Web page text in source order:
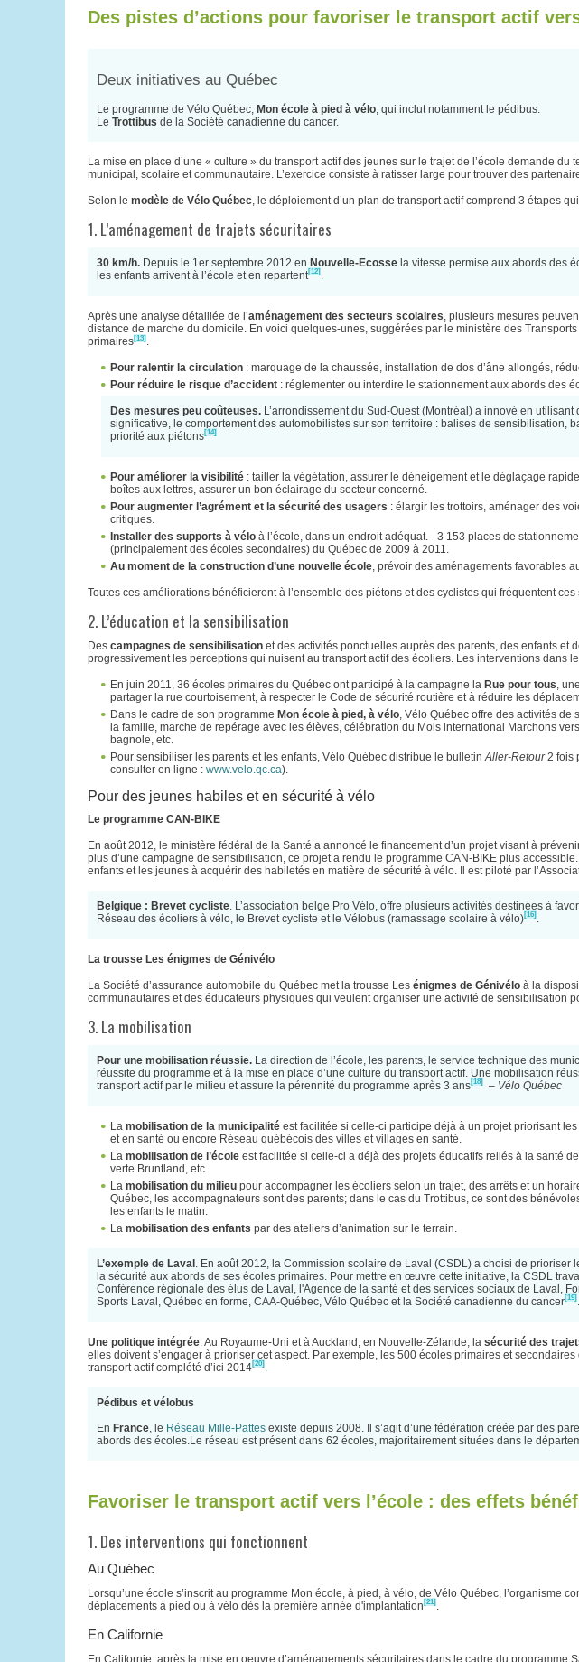
Des pistes d’actions pour favoriser le transport actif
Deux initiatives au Québec
Le programme de Vélo Québec, Mon école à pied à vélo, qui inclut notamment le pédibus.
Le Trottibus de la Société canadienne du cancer.
La mise en place d’une « culture » du transport actif des jeunes sur le trajet de l’école demande
municipal, scolaire et communautaire. L’exercice consiste à ratisser large pour trouver des
Selon le modèle de Vélo Québec, le déploiement d’un plan de transport actif comprend 3 étapes
1. L’aménagement de trajets sécuritaires
30 km/h. Depuis le 1er septembre 2012 en Nouvelle-Écosse la vitesse permise aux abords des
les enfants arrivent à l’école et en repartent[12] .
Après une analyse détaillée de l’aménagement des secteurs scolaires, plusieurs mesures
distance de marche du domicile. En voici quelques-unes, suggérées par le ministère des
primaires[13].
Pour ralentir la circulation : marquage de la chaussée, installation de dos d’âne allongés,
Pour réduire le risque d’accident : réglementer ou interdire le stationnement aux abords des
Des mesures peu coûteuses. L’arrondissement du Sud-Ouest (Montréal) a innové en
significative, le comportement des automobilistes sur son territoire : balises de sensibilisation,
priorité aux piétons[14]
Pour améliorer la visibilité : tailler la végétation, assurer le déneigement et le déglaçage
boîtes aux lettres, assurer un bon éclairage du secteur concerné.
Pour augmenter l’agrément et la sécurité des usagers : élargir les trottoirs, aménager des
critiques.
Installer des supports à vélo à l’école, dans un endroit adéquat. - 3 153 places de
(principalement des écoles secondaires) du Québec de 2009 à 2011.
Au moment de la construction d’une nouvelle école, prévoir des aménagements favorables
Toutes ces améliorations bénéficieront à l’ensemble des piétons et des cyclistes qui fréquentent
2. L’éducation et la sensibilisation
Des campagnes de sensibilisation et des activités ponctuelles auprès des parents, des enfants et
progressivement les perceptions qui nuisent au transport actif des écoliers. Les interventions dans
En juin 2011, 36 écoles primaires du Québec ont participé à la campagne la Rue pour tous,
partager la rue courtoisement, à respecter le Code de sécurité routière et à réduire les
Dans le cadre de son programme Mon école à pied, à vélo, Vélo Québec offre des activités
la famille, marche de repérage avec les élèves, célébration du Mois international Marchons
bagnole, etc.
Pour sensibiliser les parents et les enfants, Vélo Québec distribue le bulletinAller-Retour2 fois
consulter en ligne : www.velo.qc.ca).
Pour des jeunes habiles et en sécurité à vélo
Le programme CAN-BIKE
En août 2012, le ministère fédéral de la Santé a annoncé le financement d’un projet visant à
plus d’une campagne de sensibilisation, ce projet a rendu le programme CAN-BIKE plus
enfants et les jeunes à acquérir des habiletés en matière de sécurité à vélo. Il est piloté par
Belgique : Brevet cycliste. L’association belge Pro Vélo, offre plusieurs activités destinées à
Réseau des écoliers à vélo, le Brevet cycliste et le Vélobus (ramassage scolaire à vélo)[16] .
La trousse Les énigmes de Génivélo
La Société d’assurance automobile du Québec met la trousse Les énigmes de Génivélo à la
communautaires et des éducateurs physiques qui veulent organiser une activité de sensibilisation
3. La mobilisation
Pour une mobilisation réussie. La direction de l’école, les parents, le service technique des
réussite du programme et à la mise en place d’une culture du transport actif. Une mobilisation
transport actif par le milieu et assure la pérennité du programme après 3 ans[18] – Vélo Québec
La mobilisation de la municipalité est facilitée si celle-ci participe déjà à un projet priorisant
et en santé ou encore Réseau québécois des villes et villages en santé.
La mobilisation de l’école est facilitée si celle-ci a déjà des projets éducatifs reliés à la santé
verte Bruntland, etc.
La mobilisation du milieu pour accompagner les écoliers selon un trajet, des arrêts et un
Québec, les accompagnateurs sont des parents; dans le cas du Trottibus, ce sont des
les enfants le matin.
La mobilisation des enfants par des ateliers d’animation sur le terrain.
L’exemple de Laval . En août 2012, la Commission scolaire de Laval (CSDL) a choisi de
la sécurité aux abords de ses écoles primaires. Pour mettre en œuvre cette initiative, la CSDL
Conférence régionale des élus de Laval, l'Agence de la santé et des services sociaux de Laval,
Sports Laval, Québec en forme, CAA-Québec, Vélo Québec et la Société canadienne du cancer[19]
Une politique intégrée . Au Royaume-Uni et à Auckland, en Nouvelle-Zélande, la sécurité des
elles doivent s’engager à prioriser cet aspect. Par exemple, les 500 écoles primaires et
transport actif complété d’ici 2014[20]
Pédibus et vélobus
En France , le Réseau Mille-Pattes existe depuis 2008. Il s’agit d’une fédération créée par des
abords des écoles.Le réseau est présent dans 62 écoles, majoritairement situées dans le
Favoriser le transport actif vers l’école : des effets
1. Des interventions qui fonctionnent
Au Québec
Lorsqu’une école s’inscrit au programme Mon école, à pied, à vélo, de Vélo Québec, l’organisme
déplacements à pied ou à vélo dès la première année d'implantation [21]
En Californie
En Californie, après la mise en oeuvre d’aménagements sécuritaires dans le cadre du programme